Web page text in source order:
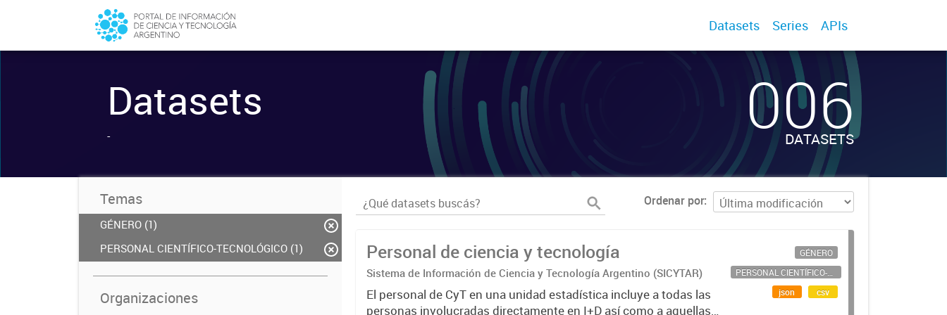
Datasets Series APIs
Datasets
- 006
DATASETS
Temas
GÉNERO (1)
PERSONAL CIENTÍFICO-TECNOLÓGICO (1)
Organizaciones
Ordenar por
Personal de ciencia y tecnología
Sistema de Información de Ciencia y Tecnología Argentino (SICYTAR)
El personal de CyT en una unidad estadística incluye a todas las
personas involucradas directamente en I+D así como a aquellas
GÉNERO
PERSONAL CIENTÍFICO-TECNOLÓGICO
json
csv